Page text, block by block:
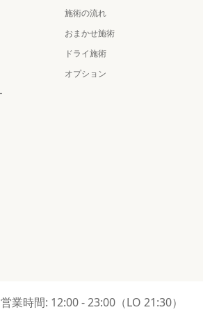
施術の流れ
おまかせ施術
ドライ施術
オプション
業時間: 12:00 - 23:00（LO 21:30）